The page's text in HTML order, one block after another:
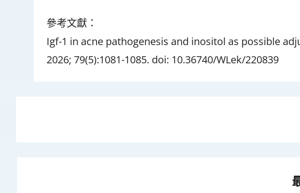
參考文獻：
Igf-1 in acne pathogenesis and inositol as possible
2026; 79(5):1081-1085. doi: 10.36740/WLek/220839